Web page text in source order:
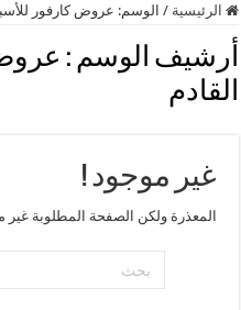
الرئيسية / الوسم: عروض كارفور
أرشيف الوسم :
القادم
غير موجود !
المعذرة ولكن الصفحة المطلوبة